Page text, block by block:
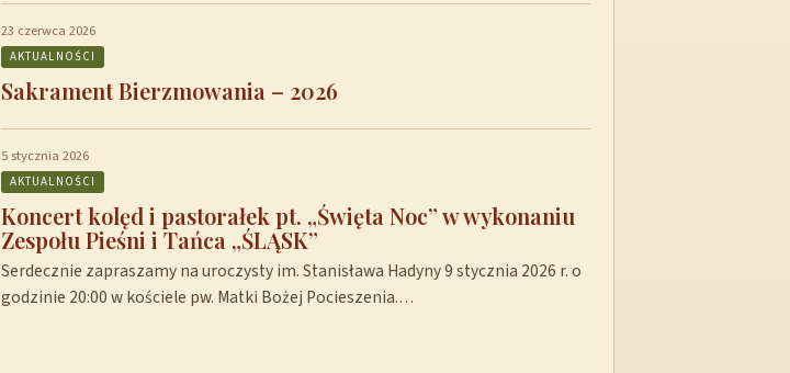
23 czerwca 2026
AKTUALNOŚCI
Sakrament Bierzmowania – 2026
5 stycznia 2026
AKTUALNOŚCI
Koncert kolęd i pastorałek pt. „Święta Noc” w wykonaniu
Zespołu Pieśni i Tańca „ŚLĄSK”
Serdecznie zapraszamy na uroczysty im. Stanisława Hadyny 9 stycznia 2026 r. o
godzinie 20:00 w kościele pw. Matki Bożej Pocieszenia.…